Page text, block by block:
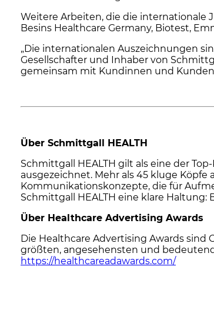
Weitere Arbeiten, die die internationale
Besins Healthcare Germany, Biotest,
„Die internationalen Auszeichnungen
Gesellschafter und Inhaber von
gemeinsam mit Kundinnen und
Über Schmittgall HEALTH
Schmittgall HEALTH gilt als eine der
ausgezeichnet. Mehr als 45 kluge
Kommunikationskonzepte, die für
Schmittgall HEALTH eine klare Haltung:
Über Healthcare Advertising Awards
Die Healthcare Advertising Awards
größten, angesehensten und
https://healthcareadawards.com/